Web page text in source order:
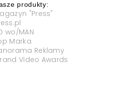
produkty:
"Press"
wo/MAN
Marka
Reklamy
Video Awards